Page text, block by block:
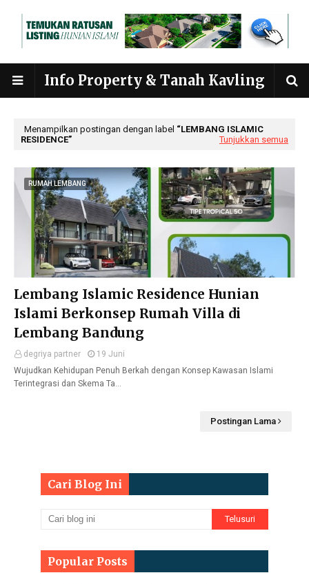
Info Property & Tanah Kavling
Menampilkan postingan dengan label
LEMBANG ISLAMIC
RESIDENCE
Tunjukkan semua
RUMAH LEMBANG
Lembang Islamic Residence Hunian
Islami Berkonsep Rumah Villa di
Lembang Bandung
degriya partner
19 Juni
Wujudkan Kehidupan Penuh Berkah dengan Konsep Kawasan Islami
Terintegrasi dan Skema Ta…
Postingan Lama
Cari Blog Ini
Popular Posts